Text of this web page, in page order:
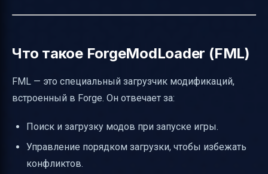
Что такое ForgeModLoader (FML)
FML — это специальный загрузчик модификаций,
встроенный в Forge. Он отвечает за:
Поиск и загрузку модов при запуске игры.
Управление порядком загрузки, чтобы избежать
конфликтов.